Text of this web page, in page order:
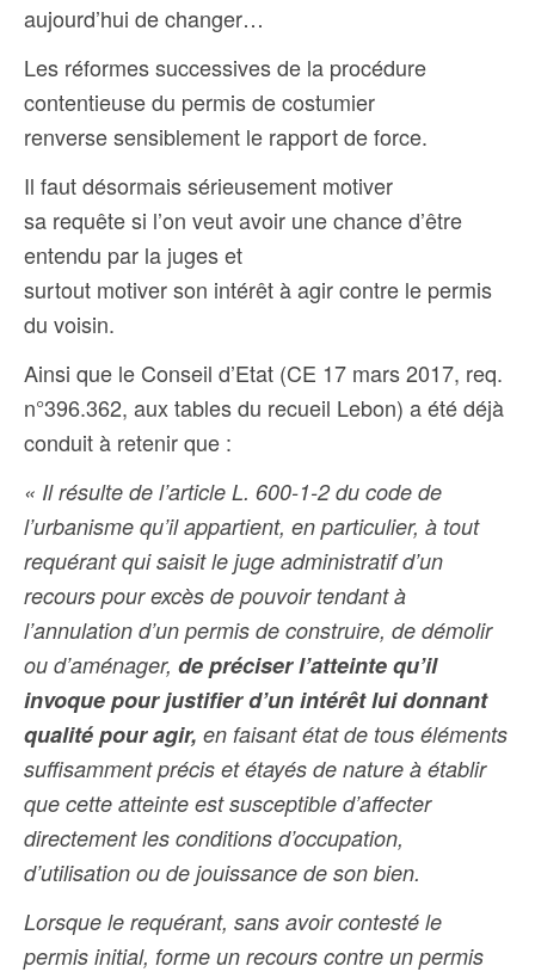
aujourd’hui de changer…
Les réformes successives de la procédure
contentieuse du permis de costumier
renverse sensiblement le rapport de force.
Il faut désormais sérieusement motiver
sa requête si l’on veut avoir une chance d’être
entendu par la juges et
surtout motiver son intérêt à agir contre le permis
du voisin.
Ainsi que le Conseil d’Etat (CE 17 mars 2017, req.
n°396.362, aux tables du recueil Lebon) a été déjà
conduit à retenir que :
« Il résulte de l’article L. 600-1-2 du code de
l’urbanisme qu’il appartient, en particulier, à tout
requérant qui saisit le juge administratif d’un
recours pour excès de pouvoir tendant à
l’annulation d’un permis de construire, de démolir
ou d’aménager, de préciser l’atteinte qu’il
invoque pour justifier d’un intérêt lui donnant
qualité pour agir, en faisant état de tous éléments
suffisamment précis et étayés de nature à établir
que cette atteinte est susceptible d’affecter
directement les conditions d’occupation,
d’utilisation ou de jouissance de son bien.
Lorsque le requérant, sans avoir contesté le
permis initial, forme un recours contre un permis